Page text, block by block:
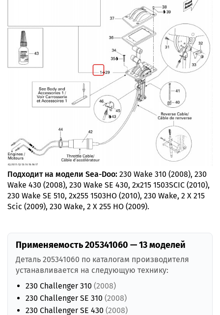
Подходит на модели Sea-Doo: 230 Wake 310 (2008), 230
Wake 430 (2008), 230 Wake SE 430, 2x215 1503SCIC (2010),
230 Wake SE 510, 2x255 1503HO (2010), 230 Wake, 2 X 215
Scic (2009), 230 Wake, 2 X 255 HO (2009).
Применяемость 205341060 — 13 моделей
Деталь 205341060 по каталогам производителя
устанавливается на следующую технику:
230 Challenger 310 (2008)
230 Challenger SE 310 (2008)
230 Challenger SE 430 (2008)